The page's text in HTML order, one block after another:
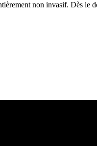
non invasif. Dès le